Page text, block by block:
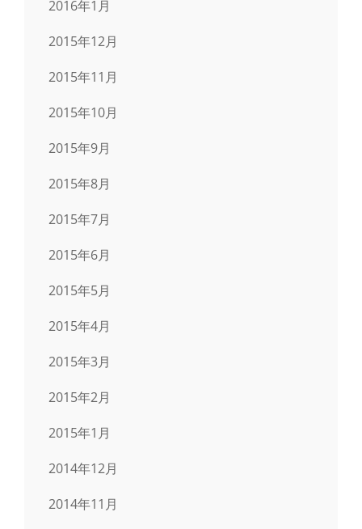
2016年1月
2015年12月
2015年11月
2015年10月
2015年9月
2015年8月
2015年7月
2015年6月
2015年5月
2015年4月
2015年3月
2015年2月
2015年1月
2014年12月
2014年11月